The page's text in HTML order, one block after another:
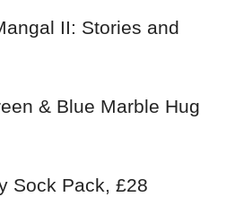
II: Stories and
& Blue Marble Hug
Sock Pack, £28